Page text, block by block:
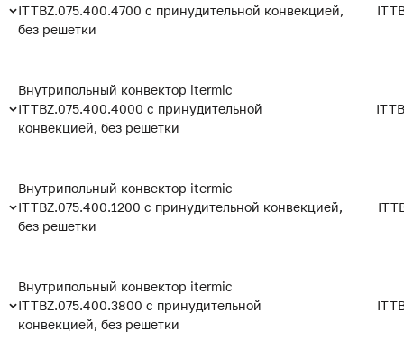
ITTBZ.075.400.4700 с принудительной конвекцией,
без решетки
Внутрипольный конвектор itermic
ITTBZ.075.400.4000 с принудительной
конвекцией, без решетки
Внутрипольный конвектор itermic
ITTBZ.075.400.1200 с принудительной конвекцией,
без решетки
Внутрипольный конвектор itermic
ITTBZ.075.400.3800 с принудительной
конвекцией, без решетки